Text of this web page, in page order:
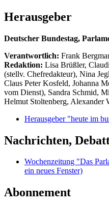
Herausgeber
Deutscher Bundestag,
Verantwortlich: Frank
Redaktion: Lisa Brüßler,
(stellv. Chefredakteur), Nina
Claus Peter Kosfeld, Johanna
vom Dienst), Sandra Schmid,
Helmut Stoltenberg, Alexander
Herausgeber "heute im
Nachrichten,
Wochenzeitung "Das
ein neues Fenster)
Abonnement